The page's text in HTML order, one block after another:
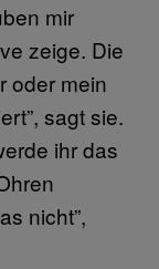
mir
zeige. Die
oder mein
sagt sie.
ihr das
nicht”,